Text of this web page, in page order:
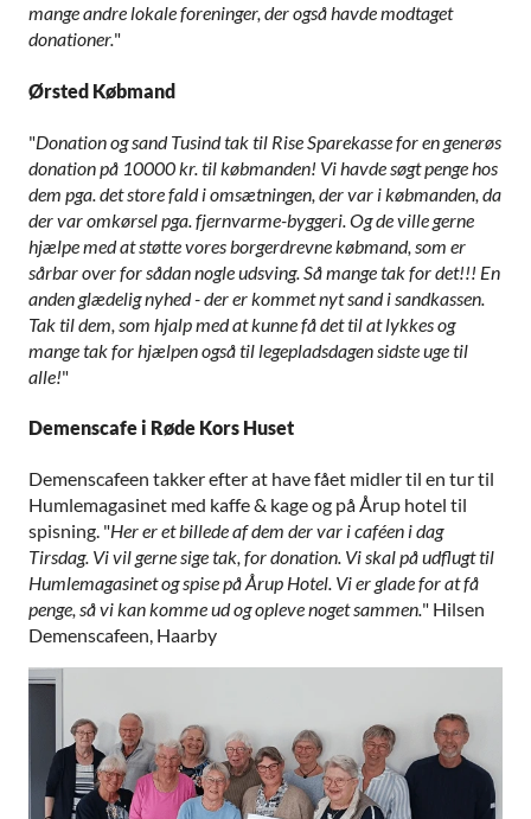
mange andre lokale foreninger, der også havde modtaget
donationer."
Ørsted Købmand
"Donation og sand Tusind tak til Rise Sparekasse for en generøs
donation på 10000 kr. til købmanden! Vi havde søgt penge hos
dem pga. det store fald i omsætningen, der var i købmanden, da
der var omkørsel pga. fjernvarme-byggeri. Og de ville gerne
hjælpe med at støtte vores borgerdrevne købmand, som er
sårbar over for sådan nogle udsving. Så mange tak for det!!! En
anden glædelig nyhed - der er kommet nyt sand i sandkassen.
Tak til dem, som hjalp med at kunne få det til at lykkes og
mange tak for hjælpen også til legepladsdagen sidste uge til
alle!"
Demenscafe i Røde Kors Huset
Demenscafeen takker efter at have fået midler til en tur til
Humlemagasinet med kaffe & kage og på Årup hotel til
spisning. "Her er et billede af dem der var i caféen i dag
Tirsdag. Vi vil gerne sige tak, for donation. Vi skal på udflugt til
Humlemagasinet og spise på Årup Hotel. Vi er glade for at få
penge, så vi kan komme ud og opleve noget sammen." Hilsen
Demenscafeen, Haarby